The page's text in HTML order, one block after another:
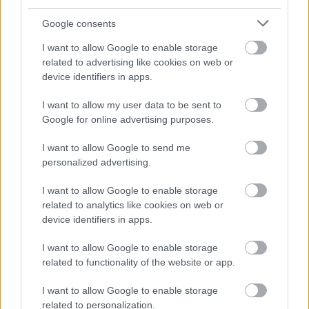
Google consents
I want to allow Google to enable storage
related to advertising like cookies on web or
device identifiers in apps.
I want to allow my user data to be sent to
Google for online advertising purposes.
I want to allow Google to send me
personalized advertising.
I want to allow Google to enable storage
related to analytics like cookies on web or
device identifiers in apps.
I want to allow Google to enable storage
related to functionality of the website or app.
I want to allow Google to enable storage
related to personalization.
Sejem na Staromestnem trgu ponuja čudovit razgled
na osvetljeno gotsko cerkev sv. Marije pred Tynom, z
vonjem po cimetu in tradicionalnimi dobrotami, kot so
trdelniki.
Zagreb, Hrvaška
Zagreb je večkrat prejel nagrado za najboljši božični
sejem v Evropi. Ponuja živo glasbo, drsališče in
bogato ponudbo lokalnih specialitet.
Budimpešta, Madžarska
Vörösmartytér je znan po unikatnih rokodelskih
izdelkih in tradicionalnih madžarskih jedeh, kot so
langoši in bograč.